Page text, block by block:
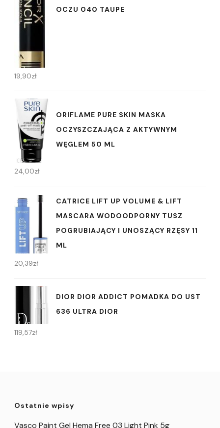
OCZU 040 TAUPE
19,90zł
ORIFLAME PURE SKIN MASKA
OCZYSZCZAJĄCA Z AKTYWNYM
WĘGLEM 50 ML
24,00zł
CATRICE LIFT UP VOLUME & LIFT
MASCARA WODOODPORNY TUSZ
POGRUBIAJĄCY I UNOSZĄCY RZĘSY 11
ML
20,39zł
DIOR DIOR ADDICT POMADKA DO UST
636 ULTRA DIOR
119,57zł
Ostatnie wpisy
Vasco Paint Gel Hema Free 03 Light Pink 5g